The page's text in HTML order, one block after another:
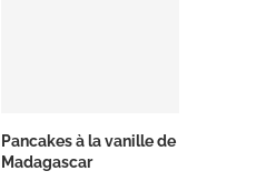
Pancakes à la vanille de
Madagascar